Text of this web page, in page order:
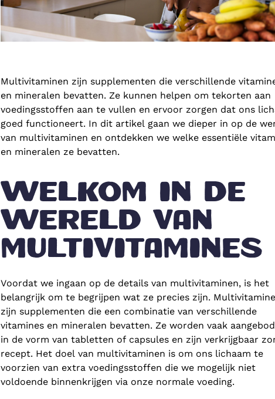
Multivitaminen zijn supplementen die verschillende
en mineralen bevatten. Ze kunnen helpen om tekorten aan
voedingsstoffen aan te vullen en ervoor zorgen dat ons
goed functioneert. In dit artikel gaan we dieper in op de
van multivitaminen en ontdekken we welke essentiële
en mineralen ze bevatten.
WELKOM IN DE
WERELD VAN
MULTIVITAMINES
Voordat we ingaan op de details van multivitaminen, is het
belangrijk om te begrijpen wat ze precies zijn.
zijn supplementen die een combinatie van verschillende
vitamines en mineralen bevatten. Ze worden vaak
in de vorm van tabletten of capsules en zijn verkrijgbaar
recept. Het doel van multivitaminen is om ons lichaam te
voorzien van extra voedingsstoffen die we mogelijk niet
voldoende binnenkrijgen via onze normale voeding.